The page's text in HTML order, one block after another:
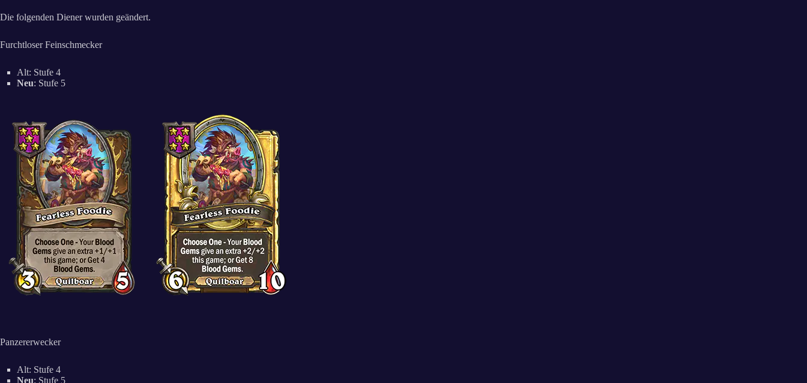
Die folgenden Diener wurden geändert.
Furchtloser Feinschmecker
Alt: Stufe 4
Neu: Stufe 5
Panzererwecker
Alt: Stufe 4
Neu: Stufe 5